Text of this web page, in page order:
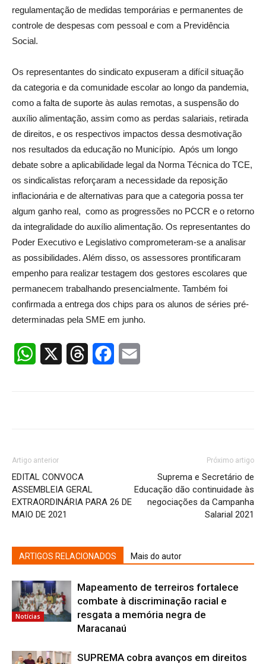
regulamentação de medidas temporárias e permanentes de
controle de despesas com pessoal e com a Previdência
Social.
Os representantes do sindicato expuseram a difícil situação
da categoria e da comunidade escolar ao longo da pandemia,
como a falta de suporte às aulas remotas, a suspensão do
auxílio alimentação, assim como as perdas salariais, retirada
de direitos, e os respectivos impactos dessa desmotivação
nos resultados da educação no Município. Após um longo
debate sobre a aplicabilidade legal da Norma Técnica do TCE,
os sindicalistas reforçaram a necessidade da reposição
inflacionária e de alternativas para que a categoria possa ter
algum ganho real, como as progressões no PCCR e o retorno
da integralidade do auxílio alimentação. Os representantes do
Poder Executivo e Legislativo comprometeram-se a analisar
as possibilidades. Além disso, os assessores prontificaram
empenho para realizar testagem dos gestores escolares que
permanecem trabalhando presencialmente. Também foi
confirmada a entrega dos chips para os alunos de séries pré-
determinadas pela SME em junho.
WhatsApp ThreadsFacebook
Artigo anterior
EDITAL CONVOCA
ASSEMBLEIA GERAL
EXTRAORDINÁRIA PARA 26 DE
MAIO DE 2021
Próximo artigo
Suprema e Secretário de
Educação dão continuidade às
negociações da Campanha
Salarial 2021
ARTIGOS RELACIONADOS Mais do autor
Notícias
Mapeamento de terreiros fortalece
combate à discriminação racial e
resgata a memória negra de
Maracanaú
SUPREMA cobra avanços em direitos